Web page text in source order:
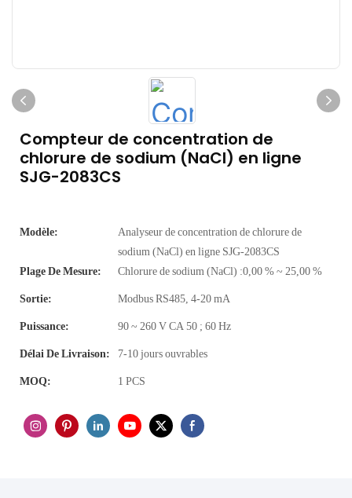
Compteur de concentration de
chlorure de sodium (NaCl) en ligne
SJG-2083CS
Modèle:
Analyseur de concentration de chlorure de
sodium (NaCl) en ligne SJG-2083CS
Plage De Mesure:
Chlorure de sodium (NaCl) :0,00 % ~ 25,00 %
Sortie: Modbus RS485, 4-20 mA
Puissance: 90 ~ 260 V CA 50 ; 60 Hz
Délai De Livraison: 7-10 jours ouvrables
MOQ: 1 PCS